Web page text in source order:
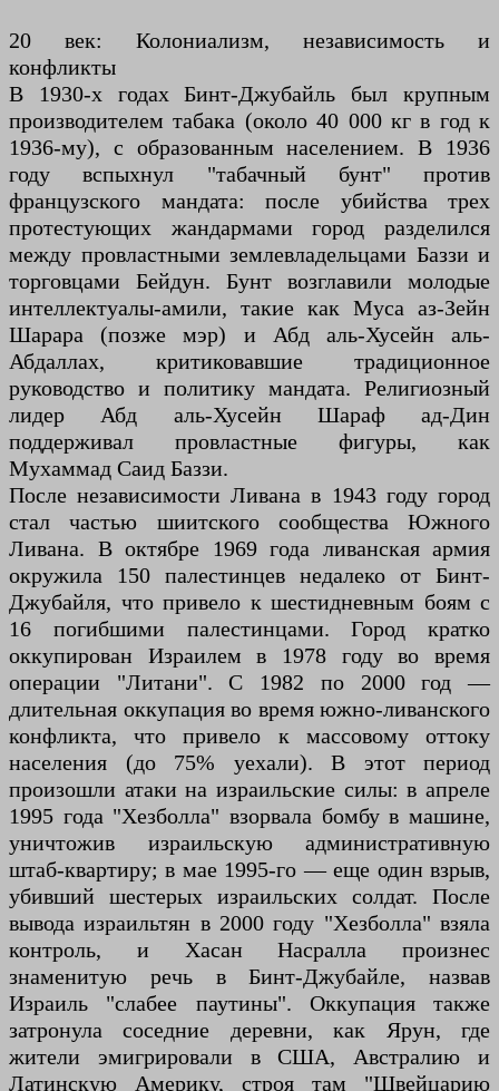
20 век: Колониализм, независимость и
конфликты
В 1930-х годах Бинт-Джубайль был крупным
производителем табака (около 40 000 кг в год к
1936-му), с образованным населением. В 1936
году вспыхнул "табачный бунт" против
французского мандата: после убийства трех
протестующих жандармами город разделился
между провластными землевладельцами Баззи и
торговцами Бейдун. Бунт возглавили молодые
интеллектуалы-амили, такие как Муса аз-Зейн
Шарара (позже мэр) и Абд аль-Хусейн аль-
Абдаллах, критиковавшие традиционное
руководство и политику мандата. Религиозный
лидер Абд аль-Хусейн Шараф ад-Дин
поддерживал провластные фигуры, как
Мухаммад Саид Баззи.
После независимости Ливана в 1943 году город
стал частью шиитского сообщества Южного
Ливана. В октябре 1969 года ливанская армия
окружила 150 палестинцев недалеко от Бинт-
Джубайля, что привело к шестидневным боям с
16 погибшими палестинцами. Город кратко
оккупирован Израилем в 1978 году во время
операции "Литани". С 1982 по 2000 год —
длительная оккупация во время южно-ливанского
конфликта, что привело к массовому оттоку
населения (до 75% уехали). В этот период
произошли атаки на израильские силы: в апреле
1995 года "Хезболла" взорвала бомбу в машине,
уничтожив израильскую административную
штаб-квартиру; в мае 1995-го — еще один взрыв,
убивший шестерых израильских солдат. После
вывода израильтян в 2000 году "Хезболла" взяла
контроль, и Хасан Насралла произнес
знаменитую речь в Бинт-Джубайле, назвав
Израиль "слабее паутины". Оккупация также
затронула соседние деревни, как Ярун, где
жители эмигрировали в США, Австралию и
Латинскую Америку, строя там "Швейцарию